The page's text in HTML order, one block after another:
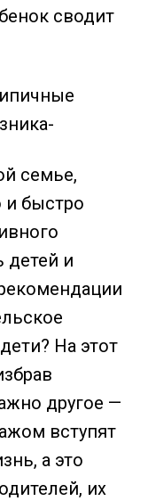
сводит
семье,
и быстро
детей и
На этот
другое —
вступят
а это
их